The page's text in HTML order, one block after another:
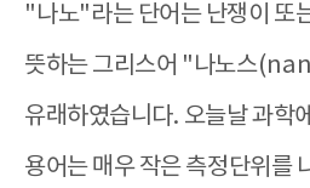
"나노"라는 단어는 난쟁이 또
뜻하는 그리스어 "나노스
유래하였습니다. 오늘날 과학
용어는 매우 작은 측정단위를